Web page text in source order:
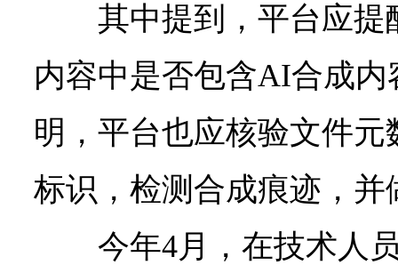
其中提到，平台应
内容中是否包含AI合成
明，平台也应核验文件
标识，检测合成痕迹，并
今年4月，在技术人